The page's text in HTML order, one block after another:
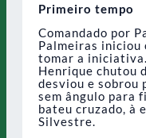
Primeiro tempo
Comandado por
Palmeiras iniciou
tomar a
Henrique chutou
desviou e sobrou
sem ângulo para
bateu cruzado, à
Silvestre.